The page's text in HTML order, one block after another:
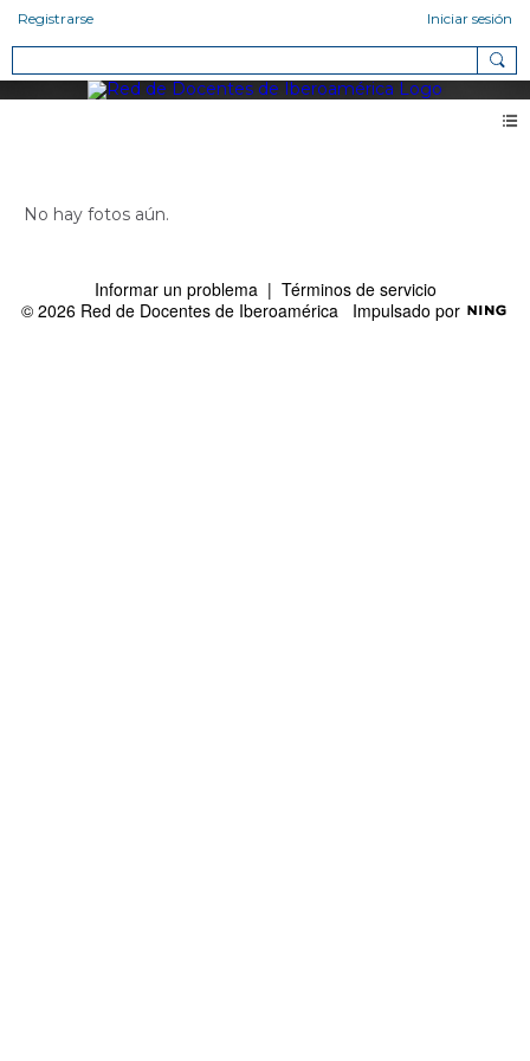
Registrarse Iniciar sesión
No hay fotos aún.
Informar un problema| Términos de servicio
© 2026 Red de Docentes de Iberoamérica Impulsado por